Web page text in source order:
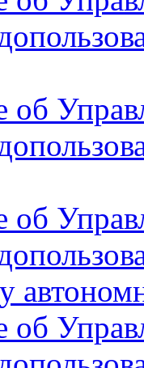
об
об
об